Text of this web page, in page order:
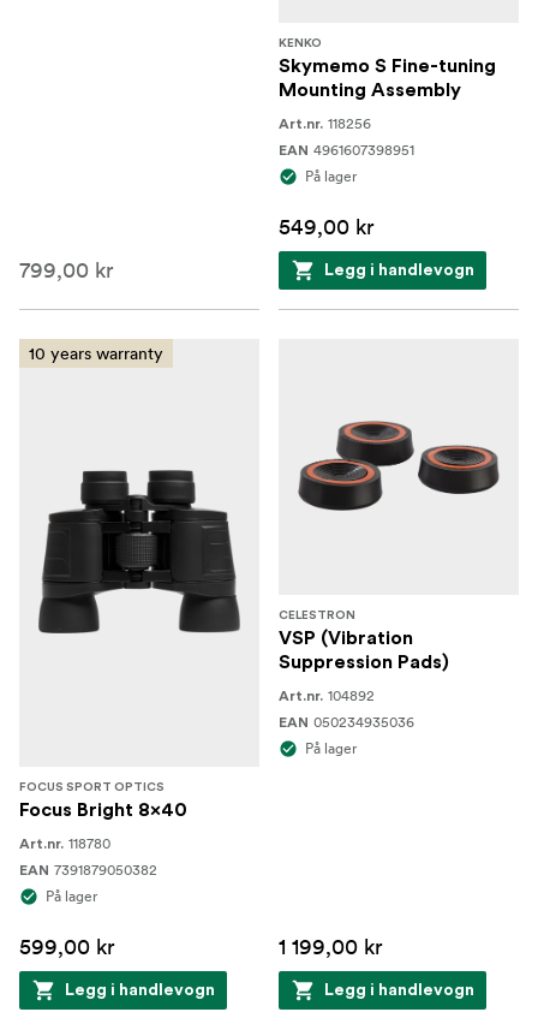
799,00 kr
KENKO
Skymemo S Fine-tuning
Mounting Assembly
Art.nr. 118256
EAN 4961607398951
På lager
549,00 kr
Legg i handlevogn
10 years warranty
FOCUS SPORT OPTICS
Focus Bright 8x40
Art.nr. 118780
EAN 7391879050382
På lager
599,00 kr
Legg i handlevogn
CELESTRON
VSP (Vibration
Suppression Pads)
Art.nr. 104892
EAN 050234935036
På lager
1 199,00 kr
Legg i handlevogn